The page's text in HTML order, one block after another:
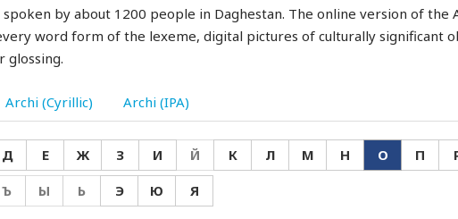
spoken by about 1200 people in Daghestan. The online version of the
word form of the lexeme, digital pictures of culturally significant
glossing.
Archi (Cyrillic) Archi (IPA)
Д Е Ж З И Й К Л М Н О П
Ъ Ы Ь Э Ю Я